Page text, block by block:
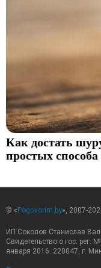
Как достать
простых способа
© « Pogovorim.by», 2007-
ИП Соколов Станислав
Свидетельство о гос.
января 2016. 220047, г.